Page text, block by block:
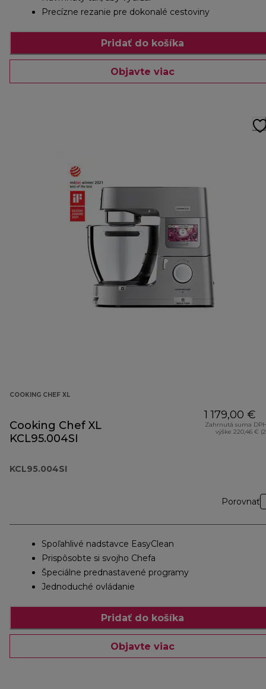
Precízne rezanie pre dokonalé cestoviny
Pridať do košíka
Objavte viac
COOKING CHEF XL
Cooking Chef XL
KCL95.004SI
KCL95.004SI
1 179,00 €
Zahrnutá suma
výške 220,46 €
Porovnať
Spoľahlivé nadstavce EasyClean
Prispôsobte si svojho Chefa
Špeciálne prednastavené programy
Jednoduché ovládanie
Pridať do košíka
Objavte viac